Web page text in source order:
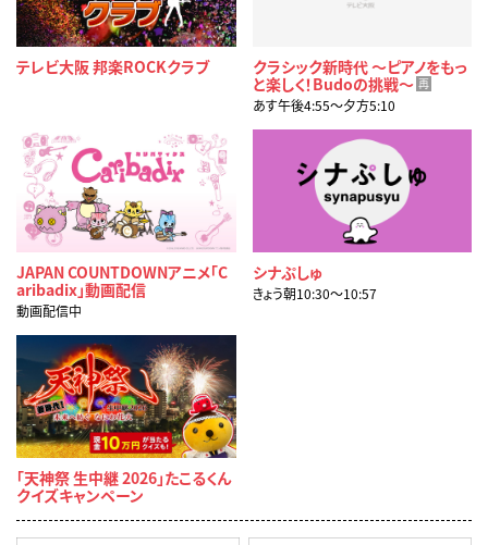
テレビ大阪 邦楽ROCKクラブ
クラシック新時代 ～ピアノをもっ
と楽しく！Budoの挑戦～ 再
あす午後4:55〜夕方5:10
JAPAN COUNTDOWNアニメ「C
aribadix」動画配信
動画配信中
シナぷしゅ
きょう朝10:30〜10:57
「天神祭 生中継 2026」たこるくん
クイズキャンペーン